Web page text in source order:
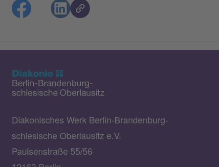
Diakonisches Werk Berlin-Brandenburg-
schlesische Oberlausitz e.V.
Paulsenstraße 55/56